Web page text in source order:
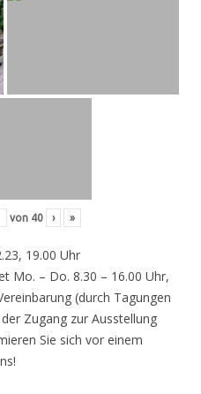
von 40 › »
19.00 Uhr
Mo. – Do. 8.30 – 16.00 Uhr,
(durch Tagungen
Zugang zur Ausstellung
Sie sich vor einem